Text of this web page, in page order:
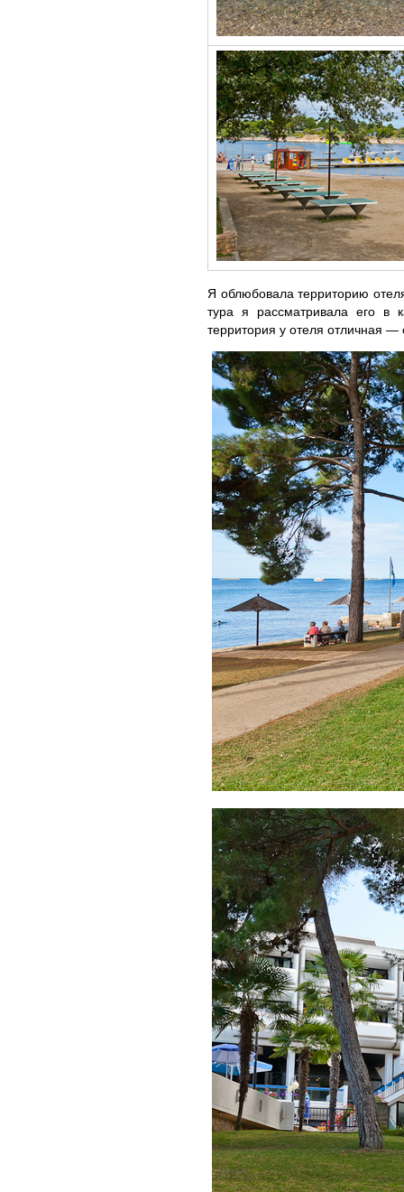
Я облюбовала территорию
тура я рассматривала его в
территория у отеля отличная —